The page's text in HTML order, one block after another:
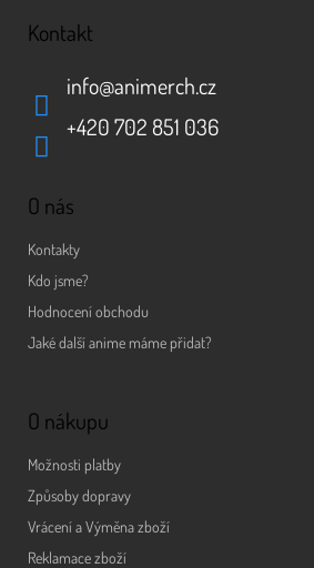
Kontakt
info@animerch.cz
+420 702 851 036
O nás
Kontakty
Kdo jsme?
Hodnocení obchodu
Jaké další anime máme přidat?
O nákupu
Možnosti platby
Způsoby dopravy
Vrácení a Výměna zboží
Reklamace zboží